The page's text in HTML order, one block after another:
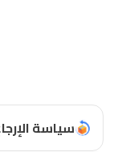
سياسة